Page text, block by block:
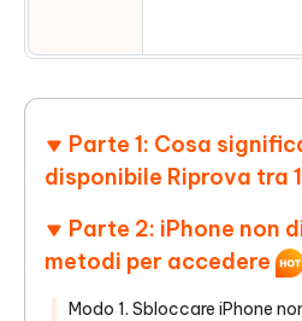
Parte 1: Cosa
disponibile Riprova tra
Parte 2: iPhone non
metodi per accedere
Modo 1. Sbloccare iPhone